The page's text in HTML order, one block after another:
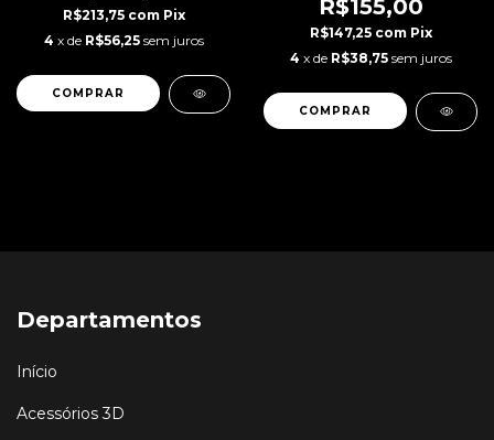
R$213,75 com Pix
4 x de R$56,25 sem juros
R$155,00
R$147,25 com Pix
4 x de R$38,75 sem juros
Departamentos
Início
Acessórios 3D